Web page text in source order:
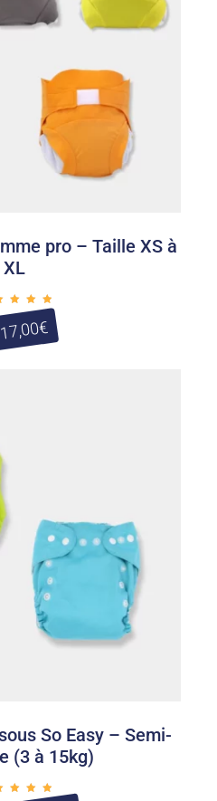
pro – Taille XS à
XL
5
17,00€
So Easy – Semi-
(3 à 15kg)